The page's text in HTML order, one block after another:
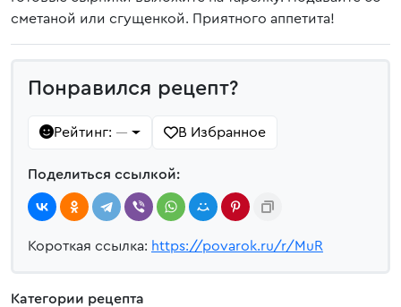
сметаной или сгущенкой. Приятного аппетита!
Понравился рецепт?
Рейтинг: — В Избранное
Поделиться ссылкой:
Короткая ссылка: https://povarok.ru/r/MuR
Категории рецепта